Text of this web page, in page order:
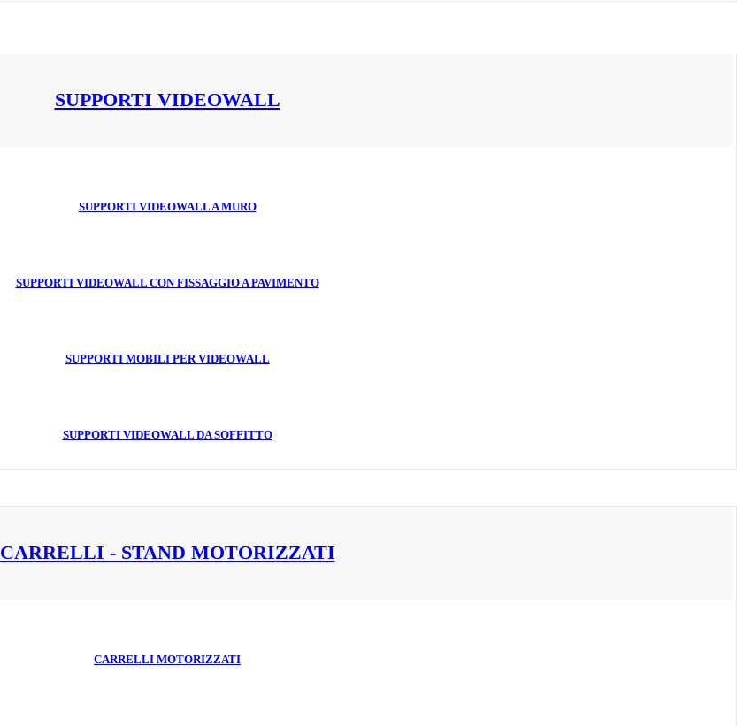
SUPPORTI VIDEOWALL
SUPPORTI VIDEOWALL A MURO
SUPPORTI VIDEOWALL CON FISSAGGIO A PAVIMENTO
SUPPORTI MOBILI PER VIDEOWALL
SUPPORTI VIDEOWALL DA SOFFITTO
CARRELLI - STAND MOTORIZZATI
CARRELLI MOTORIZZATI